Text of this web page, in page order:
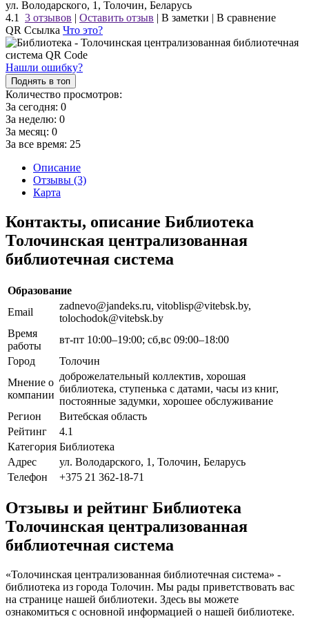
ул. Володарского, 1, Толочин, Беларусь
4.1
3 отзывов | Оставить отзыв | В заметки | В сравнение
QR Ссылка Что это?
Нашли ошибку?
Поднять в топ
Количество просмотров:
За сегодня: 0
За неделю: 0
За месяц: 0
За все время: 25
Описание
Отзывы (3)
Карта
Контакты, описание Библиотека
Толочинская централизованная
библиотечная система
Образование
Email
zadnevo@jandeks.ru, vitoblisp@vitebsk.by,
tolochodok@vitebsk.by
Время
работы
вт-пт 10:00–19:00; сб,вс 09:00–18:00
Город
Толочин
Мнение о
компании
доброжелательный коллектив, хорошая
библиотека, ступенька с датами, часы из книг,
постоянные задумки, хорошее обслуживание
Регион
Витебская область
Рейтинг
4.1
Категория Библиотека
Адрес
ул. Володарского, 1, Толочин, Беларусь
Телефон
+375 21 362-18-71
Отзывы и рейтинг Библиотека
Толочинская централизованная
библиотечная система
«Толочинская централизованная библиотечная система» -
библиотека из города Толочин. Мы рады приветствовать вас
на странице нашей библиотеки. Здесь вы можете
ознакомиться с основной информацией о нашей библиотеке.